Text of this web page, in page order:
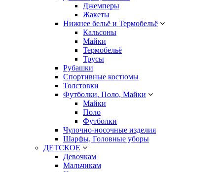
Джемперы
Жакеты
Нижнее бельё и Термобельё
Кальсоны
Майки
Термобельё
Трусы
Рубашки
Спортивные костюмы
Толстовки
Футболки, Поло, Майки
Майки
Поло
Футболки
Чулочно-носочные изделия
Шарфы, Головные уборы
ДЕТСКОЕ
Девочкам
Мальчикам